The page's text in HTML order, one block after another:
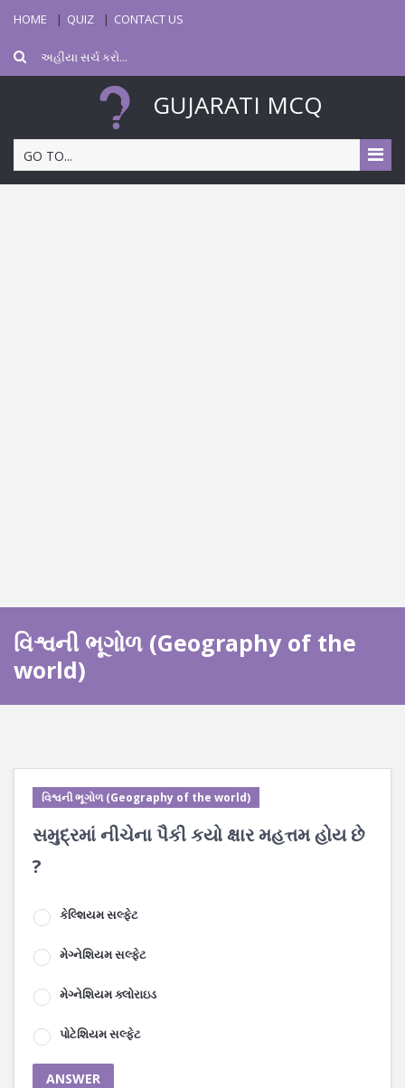
HOME QUIZ CONTACT US
GUJARATI MCQ
GO TO...
વિશ્વની ભૂગોળ (Geography of the
world)
વિશ્વની ભૂગોળ (Geography of the world)
સમુદ્રમાં નીચેના પૈકી કયો ક્ષાર મહત્તમ હોય છે
?
કેલ્શિયમ સલ્ફેટ
મેગ્નેશિયમ સલ્ફેટ
મેગ્નેશિયમ ક્લોરાઇડ
પોટેશિયમ સલ્ફેટ
ANSWER